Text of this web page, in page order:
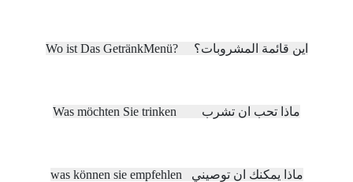
Wo ist Das GetränkMenü? اين قائمة المشروبات؟
Was möchten Sie trinken ماذا تحب ان تشرب
was können sie empfehlen ماذا يمكنك ان توصيني